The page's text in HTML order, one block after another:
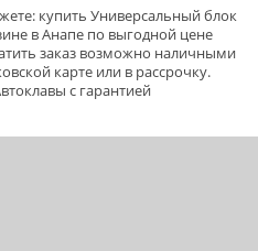
купить Универсальный блок
в Анапе по выгодной цене
заказ возможно наличными
карте или в рассрочку.
с гарантией